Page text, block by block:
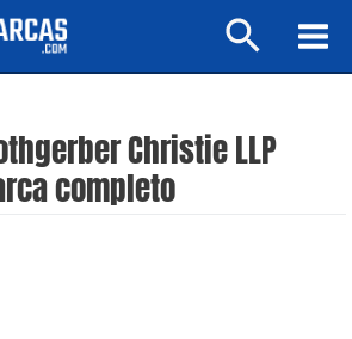
Buscar
Christie LLP
completo